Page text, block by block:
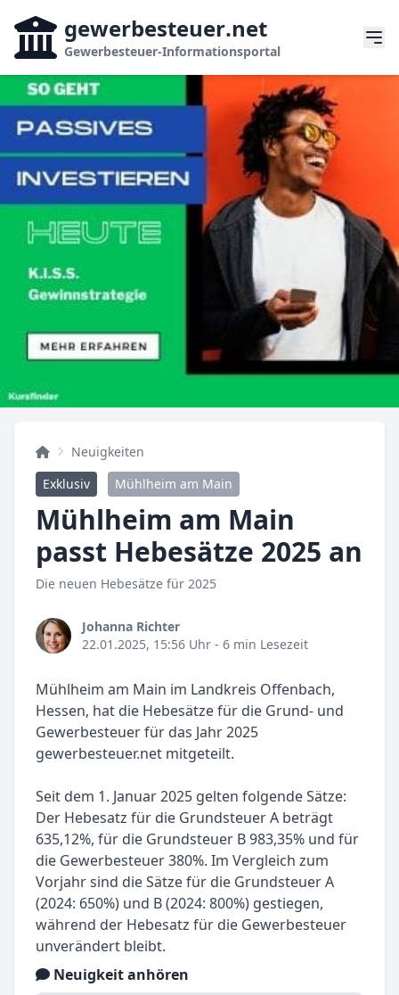
gewerbesteuer.net
Gewerbesteuer-Informationsportal
Neuigkeiten
Exklusiv
Mühlheim am Main
Mühlheim am Main
passt Hebesätze 2025 an
Die neuen Hebesätze für 2025
Johanna Richter
22.01.2025, 15:56 Uhr - 6 min Lesezeit
Mühlheim am Main im Landkreis Offenbach,
Hessen, hat die Hebesätze für die Grund- und
Gewerbesteuer für das Jahr 2025
gewerbesteuer.net mitgeteilt.
Seit dem 1. Januar 2025 gelten folgende Sätze:
Der Hebesatz für die Grundsteuer A beträgt
635,12%, für die Grundsteuer B 983,35% und für
die Gewerbesteuer 380%. Im Vergleich zum
Vorjahr sind die Sätze für die Grundsteuer A
(2024: 650%) und B (2024: 800%) gestiegen,
während der Hebesatz für die Gewerbesteuer
unverändert bleibt.
Neuigkeit anhören